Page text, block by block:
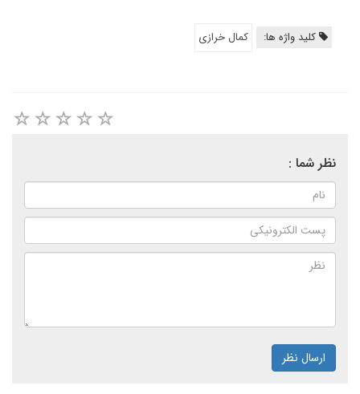
کلید واژه ها: کمال خرازی
نظر شما :
ارسال نظر